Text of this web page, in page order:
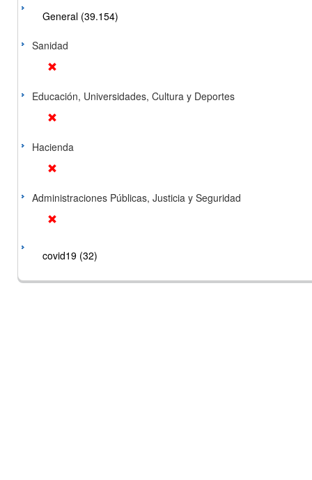
General (39.154)
Sanidad
Educación, Universidades, Cultura y Deportes
Hacienda
Administraciones Públicas, Justicia y Seguridad
covid19 (32)